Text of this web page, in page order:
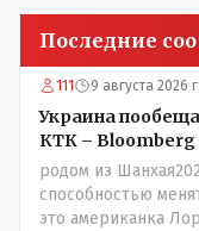
Последние
111 9 августа 2026
Украина
КТК – Bloomberg
родом из
способностью
это американка